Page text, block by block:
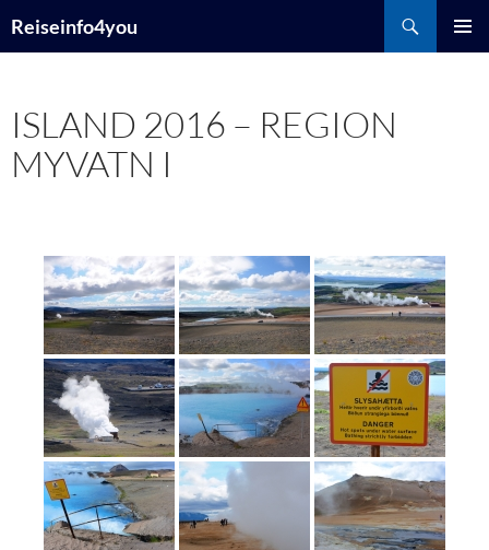
Inhalt
Reiseinfo4you
ISLAND 2016 – REGION
MYVATN I